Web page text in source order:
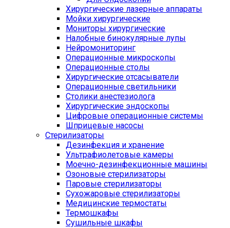
Хирургические лазерные аппараты
Мойки хирургические
Мониторы хирургические
Налобные бинокулярные лупы
Нейромониторинг
Операционные микроскопы
Операционные столы
Хирургические отсасыватели
Операционные светильники
Столики анестезиолога
Хирургические эндоскопы
Цифровые операционные системы
Шприцевые насосы
Стерилизаторы
Дезинфекция и хранение
Ультрафиолетовые камеры
Моечно-дезинфекционные машины
Озоновые стерилизаторы
Паровые стерилизаторы
Сухожаровые стерилизаторы
Медицинские термостаты
Термошкафы
Сушильные шкафы